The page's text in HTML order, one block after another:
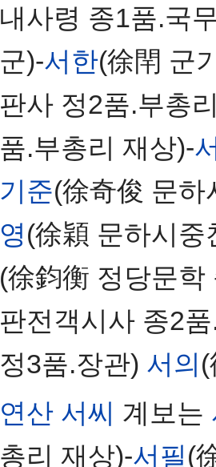
내사령 종1품.국
군)-서한(徐閈 군
판사 정2품.부총
품.부총리 재상)-
기준(徐奇俊 문하
영(徐穎 문하시
(徐鈞衡 정당문
판전객시사 종2
정3품.장관) 서의
연산 서씨 계보는
총리 재상)-서필(